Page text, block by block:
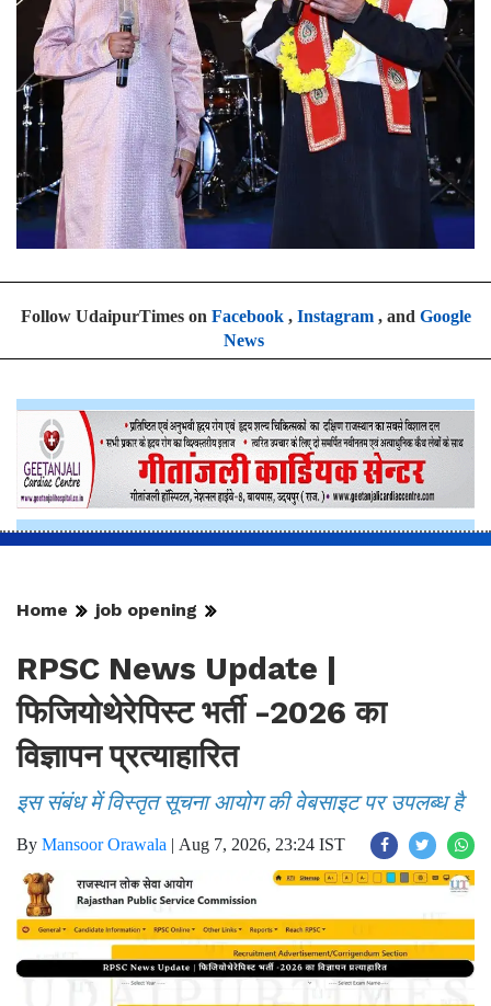
Follow UdaipurTimes on Facebook, Instagram, and Google
News
Home job opening
RPSC News Update |
फिजियोथेरेपिस्ट भर्ती -2026 का
विज्ञापन प्रत्याहारित
इस संबंध में विस्तृत सूचना आयोग की वेबसाइट पर उपलब्ध है
By Mansoor Orawala | Aug 7, 2026, 23:24 IST